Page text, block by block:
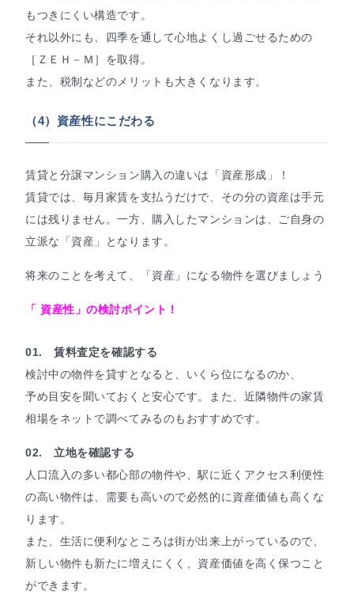
もつきにくい構造です。
それ以外にも、四季を通して心地よくし過ごせるための
［ＺＥＨ－Ｍ］を取得。
また、税制などのメリットも大きくなります。
（4）資産性にこだわる
賃貸と分譲マンション購入の違いは「資産形成」！
賃貸では、毎月家賃を支払うだけで、その分の資産は手元
には残りません。一方、購入したマンションは、ご自身の
立派な「資産」となります。
将来のことを考えて、「資産」になる物件を選びましょう
「 資産性」の検討ポイント！
01. 賃料査定を確認する
検討中の物件を貸すとなると、いくら位になるのか、
予め目安を聞いておくと安心です。また、近隣物件の家賃
相場をネットで調べてみるのもおすすめです。
02. 立地を確認する
人口流入の多い都心部の物件や、駅に近くアクセス利便性
の高い物件は、需要も高いので必然的に資産価値も高くな
ります。
また、生活に便利なところは街が出来上がっているので、
新しい物件も新たに増えにくく、資産価値を高く保つこと
ができます。